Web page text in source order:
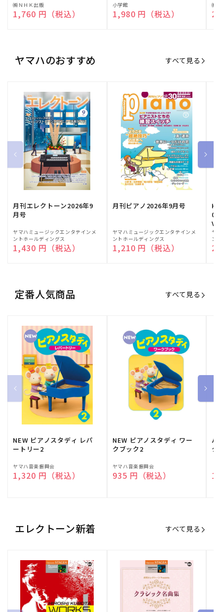
販
売
㈱ＮＨＫ出版
通常価格
1,760 円（税込）
販
売
小学館
通常価格
1,980 円（税込）
販
売
㈱
ヤマハのおすすめ すべて見る
月刊エレクトーン2026年9
月号
販
売
元:
ヤマハミュージックエンタテインメ
ントホールディングス
通常価格
1,430 円（税込）
月刊ピアノ2026年9月号
販
売
元:
ヤマハミュージックエンタテインメ
ントホールディングス
通常価格
1,210 円（税込）
販
売
元:
ヤ
ン
定番人気商品 すべて見る
NEW ピアノスタディ レパ
ートリー2
販
売
ヤマハ音楽振興会
通常価格
1,320 円（税込）
NEW ピアノスタディ ワー
クブック2
販
売
ヤマハ音楽振興会
通常価格
935 円（税込）
バ
ク
売
エレクトーン新着 すべて見る